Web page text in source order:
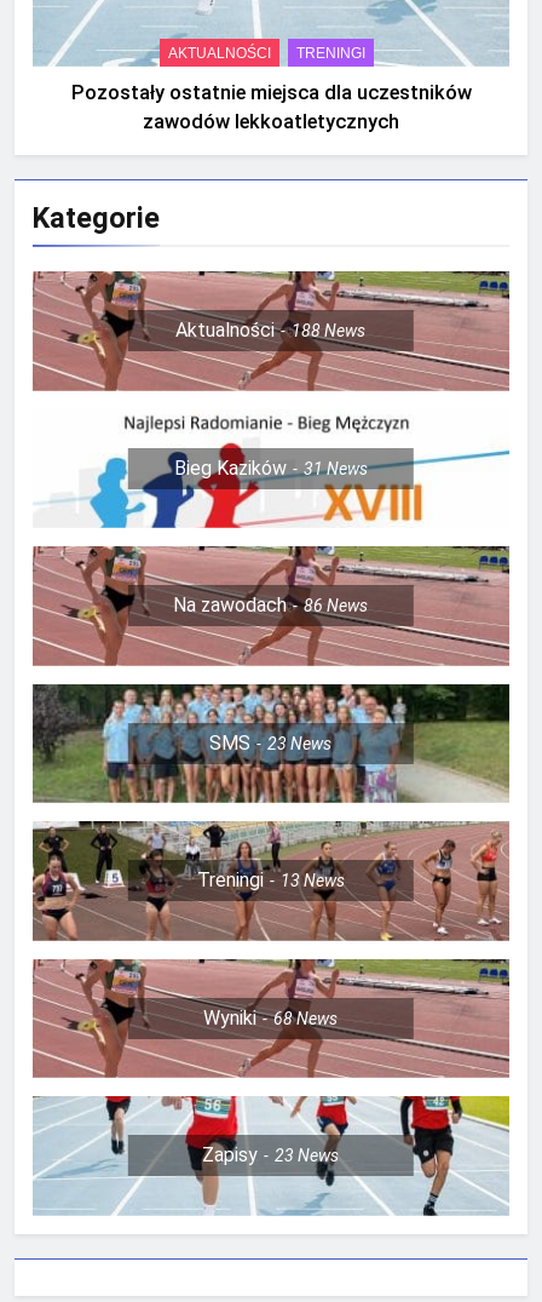
AKTUALNOŚCI TRENINGI
Pozostały ostatnie miejsca dla uczestników
zawodów lekkoatletycznych
Kategorie
Aktualności 188News
Bieg Kazików 31News
Na zawodach 86News
SMS 23News
Treningi 13News
Wyniki 68News
Zapisy 23News